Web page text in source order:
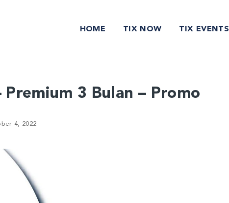
HOME TIX NOW TIX EVENTS
Premium 3 Bulan – Promo
4, 2022